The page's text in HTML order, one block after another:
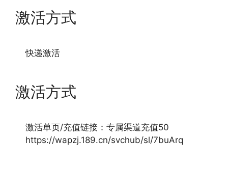
激活方式
快递激活
激活方式
激活单页/充值链接：专属渠道充值50
https://wapzj.189.cn/svchub/sl/7buArq